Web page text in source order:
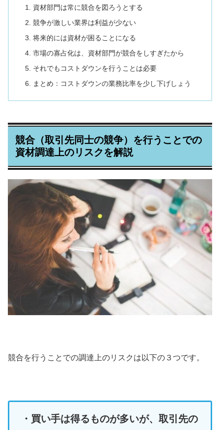
資材部門は常に競合を図ろうとする
競争が激しい業界は利益が少ない
将来的には資材が困ることになる
市場の寡占化は、資材部門が競合をしすぎたから
それでもコストダウンを行うことは必要
まとめ：コストダウンの業務比率を少し下げしょう
競合（取引先同士の競争）を行うことでの
資材調達上のリスクを解説
競合を行うことでの調達上のリスクは以下の３つです。
・買い手は得るものが多いが、取引先の